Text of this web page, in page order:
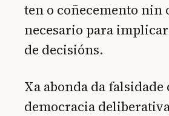
ten o coñecemento nin
necesario para
de decisións.
Xa abonda da falsidade
democracia